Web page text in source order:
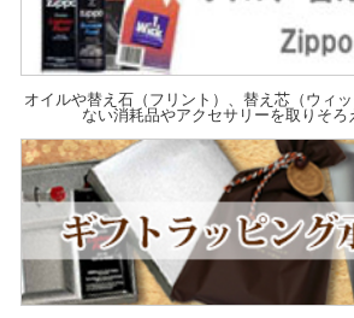
オイルや替え石（フリント）、替え芯（ウィ
ない消耗品やアクセサリーを取りそろ